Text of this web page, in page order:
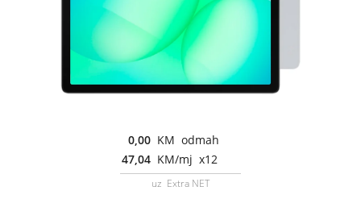
0,00 KM odmah
47,04 KM/mj x12
uz Extra NET